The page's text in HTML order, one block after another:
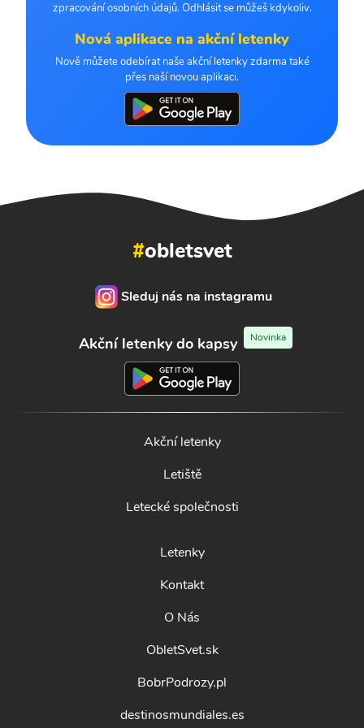
zpracování osobních údajů. Odhlásit se můžeš kdykoliv.
Nová aplikace na akční letenky
Nově můžete odebírat naše akční letenky zdarma také
přes naší novou aplikaci.
#obletsvet
Sleduj nás na instagramu
Akční letenky do kapsy Novinka
Akční letenky
Letiště
Letecké společnosti
Letenky
Kontakt
O Nás
ObletSvet.sk
BobrPodrozy.pl
destinosmundiales.es